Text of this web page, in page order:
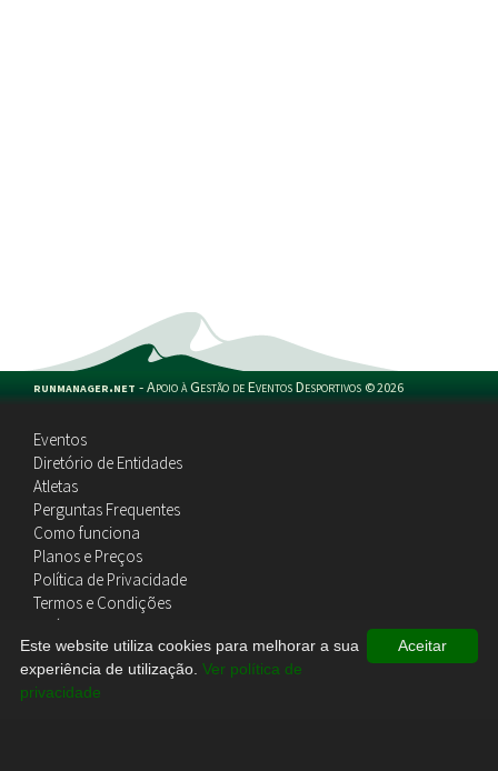
runmanager.net -Apoio à Gestão de Eventos Desportivos ©2026
Eventos
Diretório de Entidades
Atletas
Perguntas Frequentes
Como funciona
Planos e Preços
Política de Privacidade
Termos e Condições
Política de Cookies
Contactos
Aceitar
Este website utiliza cookies para melhorar a sua
experiência de utilização. Ver política de
privacidade